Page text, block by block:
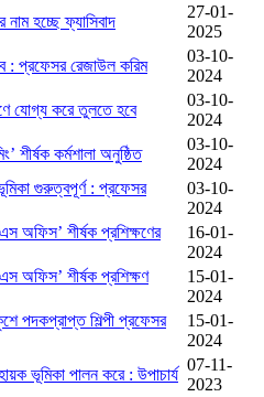
হচ্ছে ফ্যাসিবাদ
27-01-
2025
: প্রফেসর রেজাউল করিম
03-10-
2024
যোগ্য করে তুলতে হবে
03-10-
2024
শীর্ষক কর্মশালা অনুষ্ঠিত
03-10-
2024
গুরুত্বপূর্ণ : প্রফেসর
03-10-
2024
অফিস’ শীর্ষক প্রশিক্ষণের
16-01-
2024
অফিস’ শীর্ষক প্রশিক্ষণ
15-01-
2024
পদকপ্রাপ্ত শিল্পী প্রফেসর
15-01-
2024
ভূমিকা পালন করে : উপাচার্য
07-11-
2023